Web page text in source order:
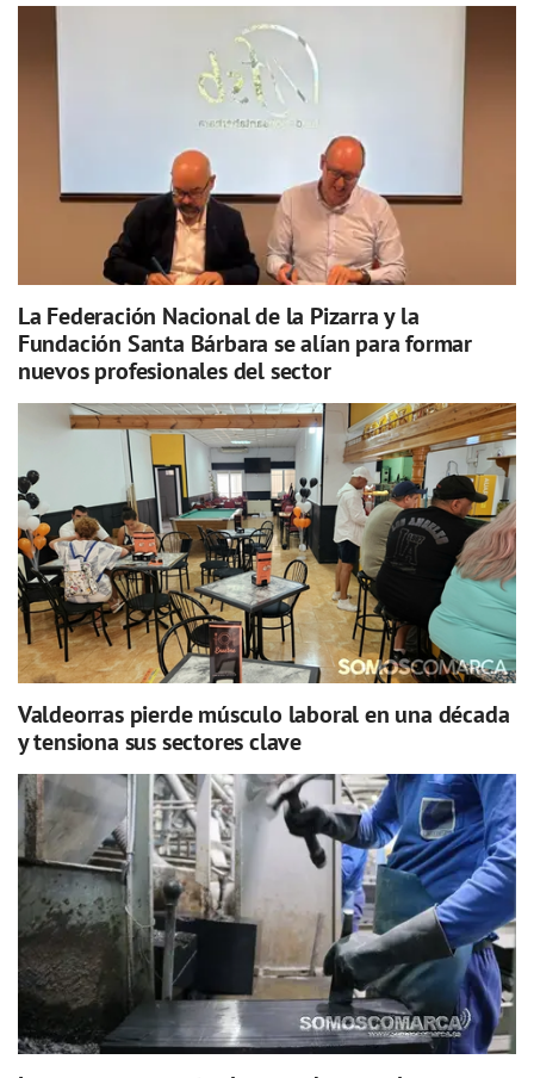
La Federación Nacional de la Pizarra y la
Fundación Santa Bárbara se alían para formar
nuevos profesionales del sector
Valdeorras pierde músculo laboral en una década
y tensiona sus sectores clave